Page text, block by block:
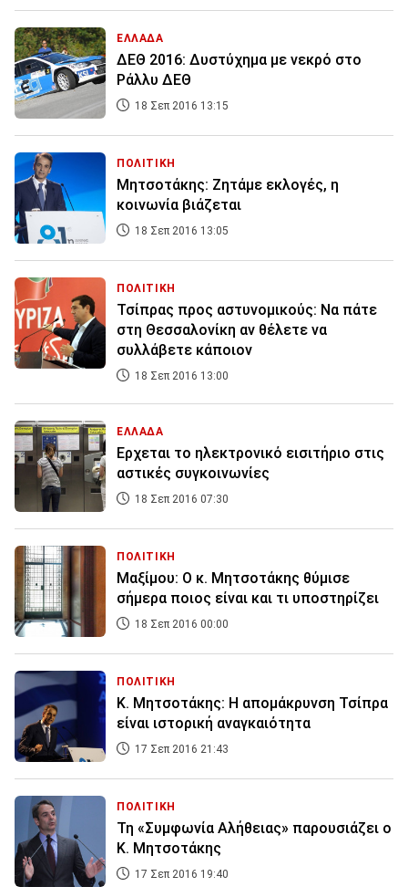
ΕΛΛΑΔΑ
ΔΕΘ 2016: Δυστύχημα με νεκρό στο
Ράλλυ ΔΕΘ
18 Σεπ 2016 13:15
ΠΟΛΙΤΙΚΗ
Μητσοτάκης: Ζητάμε εκλογές, η
κοινωνία βιάζεται
18 Σεπ 2016 13:05
ΠΟΛΙΤΙΚΗ
Τσίπρας προς αστυνομικούς: Να πάτε
στη Θεσσαλονίκη αν θέλετε να
συλλάβετε κάποιον
18 Σεπ 2016 13:00
ΕΛΛΑΔΑ
Ερχεται το ηλεκτρονικό εισιτήριο στις
αστικές συγκοινωνίες
18 Σεπ 2016 07:30
ΠΟΛΙΤΙΚΗ
Μαξίμου: Ο κ. Μητσοτάκης θύμισε
σήμερα ποιος είναι και τι υποστηρίζει
18 Σεπ 2016 00:00
ΠΟΛΙΤΙΚΗ
Κ. Μητσοτάκης: Η απομάκρυνση Τσίπρα
είναι ιστορική αναγκαιότητα
17 Σεπ 2016 21:43
ΠΟΛΙΤΙΚΗ
Τη «Συμφωνία Αλήθειας» παρουσιάζει ο
Κ. Μητσοτάκης
17 Σεπ 2016 19:40